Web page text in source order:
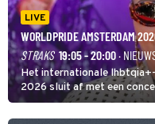
LIVE
WORLDPRIDE AMSTERDAM
STRAKS 19:05 - 20:00·
Het internationale
2026 sluit af met een
Anita Doth is een van de
veroverde ze de wereld als